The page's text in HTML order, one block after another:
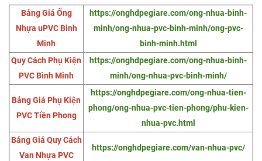
Bảng Giá Ống
Nhựa uPVC Bình
Minh
https://onghdpegiare.com/ong-nhua-binh-
minh/ong-nhua-pvc-binh-minh/ong-pvc-
binh-minh.html
Quy Cách Phụ Kiện
PVC Bình Minh
https://onghdpegiare.com/ong-nhua-binh-
minh/ong-nhua-pvc-binh-minh/
Bảng Giá Phụ Kiện
PVC Tiền Phong
https://onghdpegiare.com/ong-nhua-tien-
phong/ong-nhua-pvc-tien-phong/phu-kien-
nhua-pvc.html
Bảng Giá Quy Cách
Van Nhựa PVC
https://onghdpegiare.com/van-nhua-pvc/